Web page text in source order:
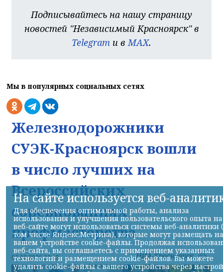
Подписывайтесь на нашу страницу
новостей "Независимый Красноярск" в
Telegram и в MAX.
Мы в популярных социальных сетях
Железнодорожники
СУЭК-Красноярск вошли
в число лучших на
Всероссийских
соревнованиях
профмастерства
07.08.2026 22:13 НИА-Красноярск
На сайте используется веб-
Для обеспечения оптимальной работы, анализа
использования и улучшения пользовательского опыта на
веб-сайте могут использоваться системы веб-аналитики
том числе Яндекс.Метрика), которые могут размещать на
вашем устройстве cookie-файлы. Продолжая
веб-сайта, вы соглашаетесь с применением указанных
технологий и размещением cookie-файлов. Вы можете
удалить cookie-файлы с вашего устройства через